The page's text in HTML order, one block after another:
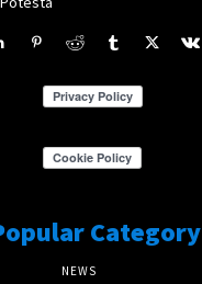
Category
NEWS